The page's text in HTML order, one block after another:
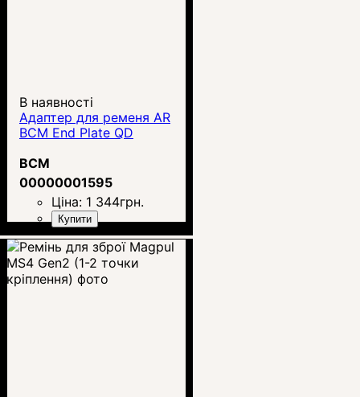
В наявності
Адаптер для ременя AR
BCM End Plate QD
BCM
00000001595
Ціна: 1 344грн.
Купити